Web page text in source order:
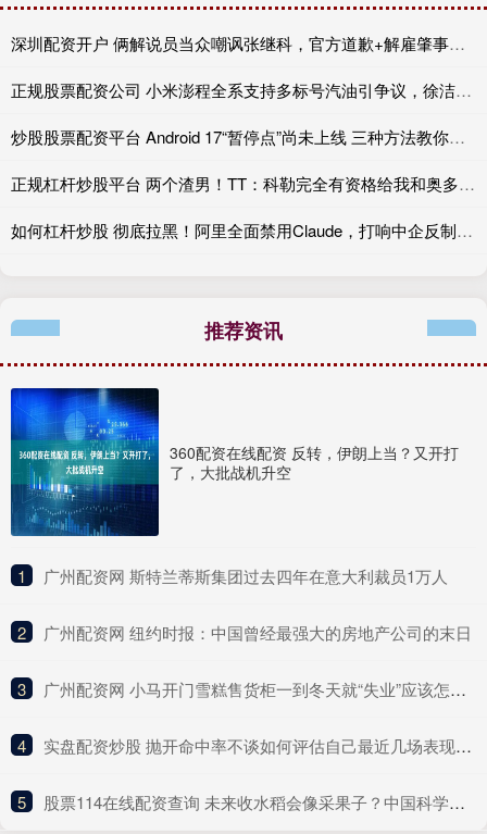
深圳配资开户 俩解说员当众嘲讽张继科，官方道歉+解雇肇事者，有些话不能乱说
正规股票配资公司 小米澎程全系支持多标号汽油引争议，徐洁云：XX
炒股股票配资平台 Android 17“暂停点”尚未上线 三种方法教你提前复制
正规杠杆炒股平台 两个渣男！TT：科勒完全有资格给我和奥多姆一人来上几拳
如何杠杆炒股 彻底拉黑！阿里全面禁用Claude，打响中企反制美国AI“第一枪”
推荐资讯
360配资在线配资 反转，伊朗上当？又开打
了，大批战机升空
1 ​广州配资网 斯特兰蒂斯集团过去四年在意大利裁员1万人
2 ​广州配资网 纽约时报：中国曾经最强大的房地产公司的末日
3 ​广州配资网 小马开门雪糕售货柜一到冬天就“失业”应该怎么办？
4 ​实盘配资炒股 抛开命中率不谈如何评估自己最近几场表现？谢泼德：抛不开
5 ​股票114在线配资查询 未来收水稻会像采果子？中国科学家破解水稻“多年生”关键